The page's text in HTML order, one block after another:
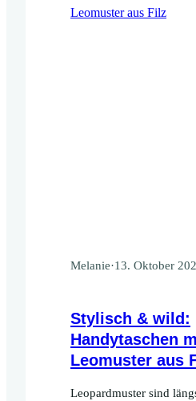
Handytaschen gehören
Geschenkideen für
Melanie·13. Oktober
Stylisch & wild:
Handytaschen
Leomuster aus
Leopardmuster sind